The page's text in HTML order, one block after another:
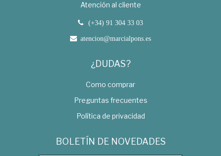
Atención al cliente
(+34) 91 304 33 03
atencion@marcialpons.es
¿DUDAS?
Como comprar
Preguntas frecuentes
Política de privacidad
BOLETÍN DE NOVEDADES